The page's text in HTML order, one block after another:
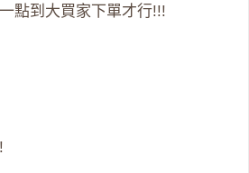
點到大買家下單才行!!!